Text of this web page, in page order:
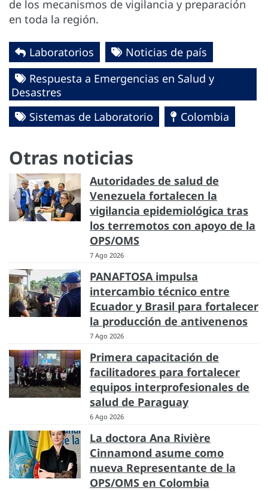
de los mecanismos de vigilancia y preparación
en toda la región.
Laboratorios
Noticias de país
Respuesta a Emergencias en Salud y
Desastres
Sistemas de Laboratorio
Colombia
Otras noticias
Autoridades de salud de
Venezuela fortalecen la
vigilancia epidemiológica tras
los terremotos con apoyo de la
OPS/OMS
7 Ago 2026
PANAFTOSA impulsa
intercambio técnico entre
Ecuador y Brasil para fortalecer
la producción de antivenenos
7 Ago 2026
Primera capacitación de
facilitadores para fortalecer
equipos interprofesionales de
salud de Paraguay
6 Ago 2026
La doctora Ana Rivière
Cinnamond asume como
nueva Representante de la
OPS/OMS en Colombia